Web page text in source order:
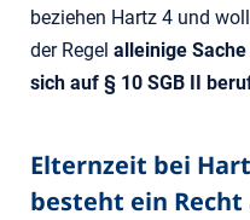
beziehen Hartz 4 und
der Regel alleinige
sich auf § 10 SGB II
Elternzeit bei
besteht ein